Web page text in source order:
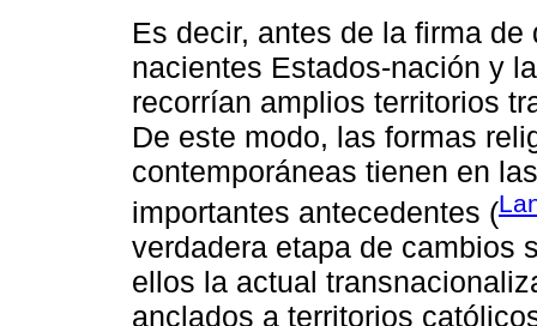
Es decir, antes de la firma
nacientes Estados-nación y
recorrían amplios territorios
De este modo, las formas
contemporáneas tienen en
importantes antecedentes (
verdadera etapa de cambios
ellos la actual
anclados a territorios